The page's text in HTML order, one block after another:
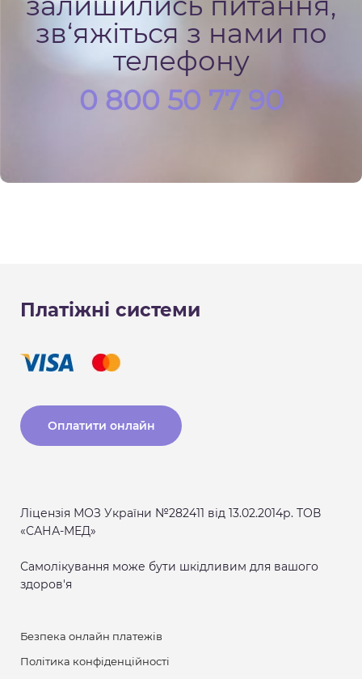
зв‘яжіться з нами по
телефону
0 800 50 77 90
Платіжні системи
Оплатити онлайн
Ліцензія МОЗ України №282411 від 13.02.2014р. ТОВ
«САНА-МЕД»
Самолікування може бути шкідливим для вашого
здоров'я
Безпека онлайн платежів
Політика конфіденційності